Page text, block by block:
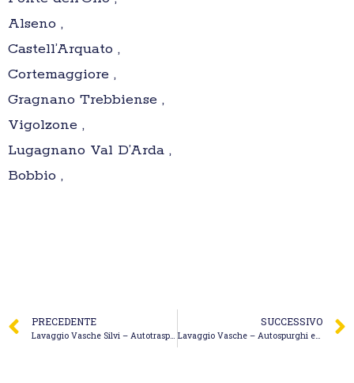
Alseno ,
Castell’Arquato ,
Cortemaggiore ,
Gragnano Trebbiense ,
Vigolzone ,
Lugagnano Val D’Arda ,
Bobbio ,
PRECEDENTE
Lavaggio Vasche Silvi – Autotrasporti Santoro & D’Arcangelo S.n.c. di Santoro Fulvio & D’Arcangelo Roberto
SUCCESSIVO
Lavaggio Vasche – Autospurghi e Stasature Macelloni